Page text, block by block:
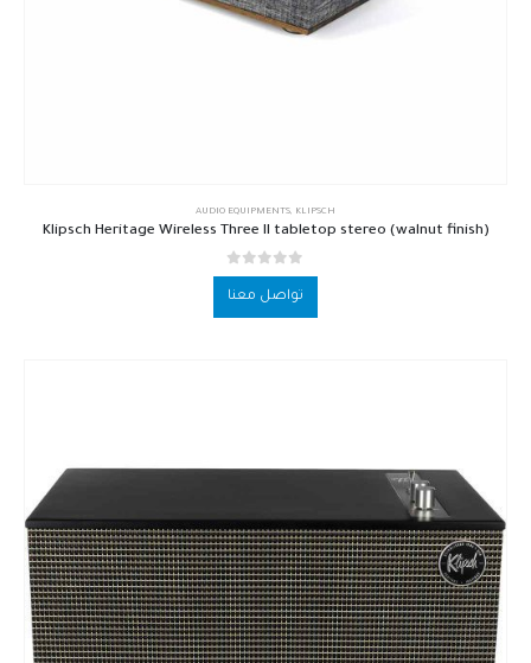
AUDIO EQUIPMENTS, KLIPSCH
Klipsch Heritage Wireless Three II tabletop stereo (walnut finish)
0
out of 5
تواصل معنا